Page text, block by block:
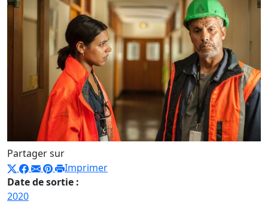
Partager sur
Imprimer
Date de sortie :
2020